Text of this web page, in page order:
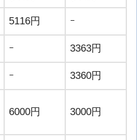
5116円 ｰ
ｰ 3363円
ｰ 3360円
6000円 3000円